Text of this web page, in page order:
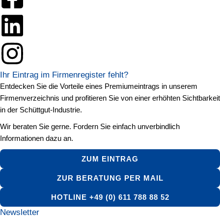
Ihr Eintrag im Firmenregister fehlt?
Entdecken Sie die Vorteile eines Premiumeintrags in unserem
Firmenverzeichnis und profitieren Sie von einer erhöhten Sichtbarkeit
in der Schüttgut-Industrie.
Wir beraten Sie gerne. Fordern Sie einfach unverbindlich
Informationen dazu an.
ZUM EINTRAG
ZUR BERATUNG PER MAIL
HOTLINE +49 (0) 611 788 88 52
Newsletter